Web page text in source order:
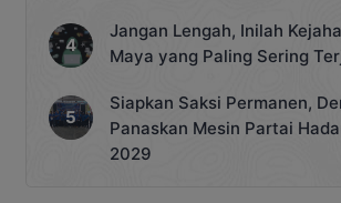
Jangan Lengah, Inilah
Maya yang Paling Sering
Siapkan Saksi Permanen,
Panaskan Mesin Partai
2029